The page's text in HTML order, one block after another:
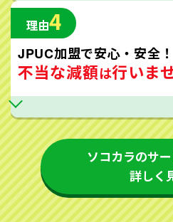
理由4
JPUC加盟で安心・安全！
不当な減額は行いま
ソコカラのサ
詳しく